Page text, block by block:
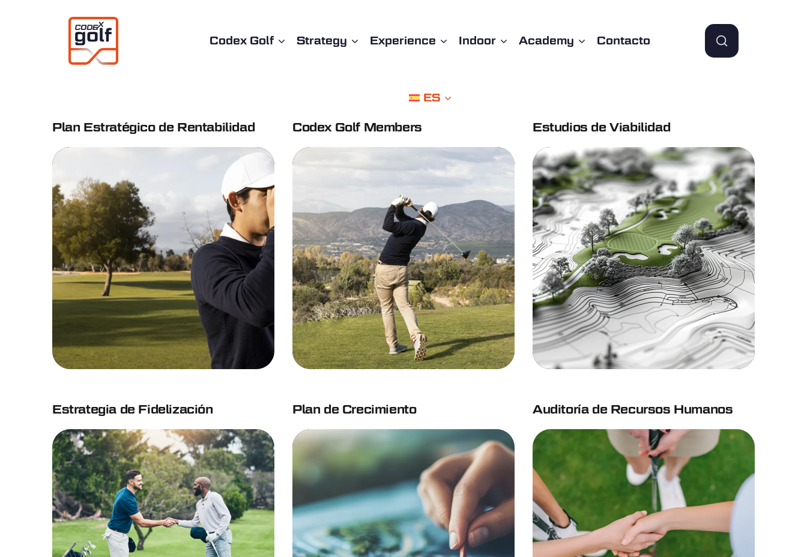
Codex Golf Strategy Experience Indoor Academy Contacto
ES
Plan Estratégico de Rentabilidad Codex Golf Members Estudios de Viabilidad
Estrategia de Fidelización Plan de Crecimiento Auditoría de Recursos Humanos